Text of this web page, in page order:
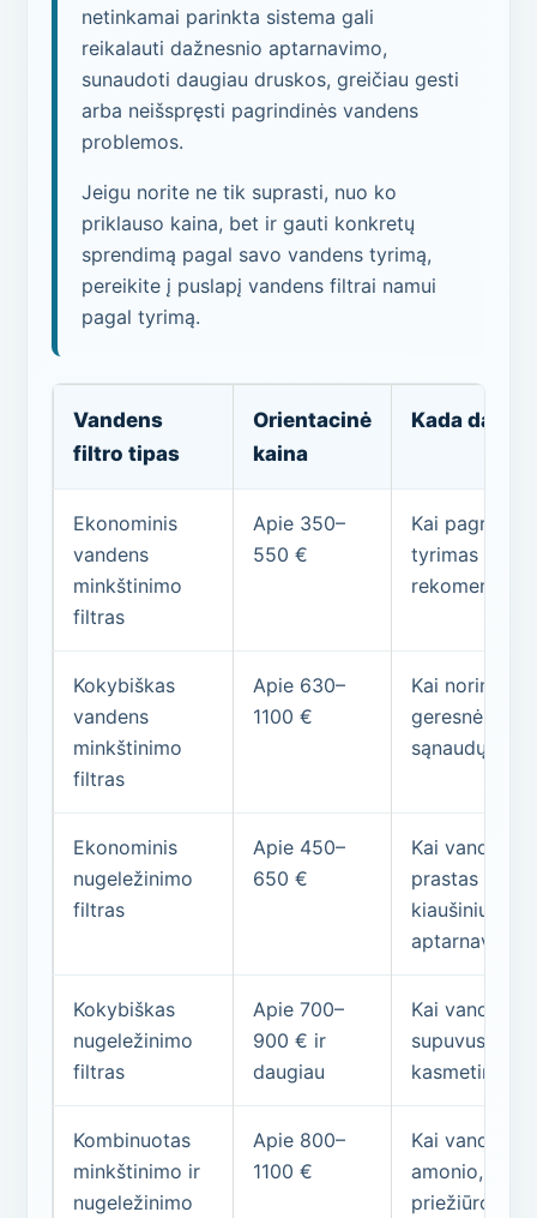
netinkamai parinkta sistema gali
reikalauti dažnesnio aptarnavimo,
sunaudoti daugiau druskos, greičiau gesti
arba neišspręsti pagrindinės vandens
problemos.
Jeigu norite ne tik suprasti, nuo ko
priklauso kaina, bet ir gauti konkretų
sprendimą pagal savo vandens tyrimą,
pereikite į puslapį vandens filtrai namui
pagal tyrimą.
Vandens
filtro tipas
Orientacinė
kaina
Kada
Ekonominis
vandens
minkštinimo
filtras
Apie 350–
550 €
Kai
tyrimas
Kokybiškas
vandens
minkštinimo
filtras
Apie 630–
1100 €
Kai norima
geresnės
sąnaudų,
Ekonominis
nugeležinimo
filtras
Apie 450–
650 €
Kai
prastas
kiaušinius,
aptarnavimai.
Kokybiškas
nugeležinimo
filtras
Apie 700–
900 € ir
daugiau
Kai
supuvusių
kasmetinės
Kombinuotas
minkštinimo ir
nugeležinimo
Apie 800–
1100 €
Kai
amonio,
priežiūros.